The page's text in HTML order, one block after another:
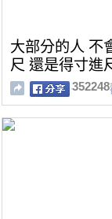
大部分的人 不
尺 還是得寸進
352248